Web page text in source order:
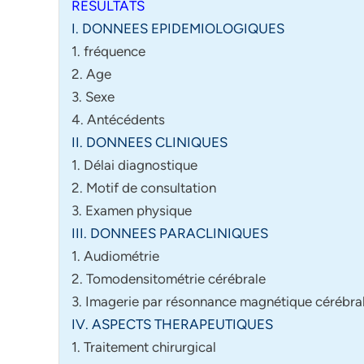
RESULTATS
I. DONNEES EPIDEMIOLOGIQUES
1. fréquence
2. Age
3. Sexe
4. Antécédents
II. DONNEES CLINIQUES
1. Délai diagnostique
2. Motif de consultation
3. Examen physique
III. DONNEES PARACLINIQUES
1. Audiométrie
2. Tomodensitométrie cérébrale
3. Imagerie par résonnance magnétique
IV. ASPECTS THERAPEUTIQUES
1. Traitement chirurgical